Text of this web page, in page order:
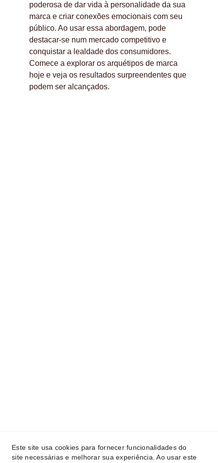
poderosa de dar vida à personalidade da sua
marca e criar conexões emocionais com seu
público. Ao usar essa abordagem, pode
destacar-se num mercado competitivo e
conquistar a lealdade dos consumidores.
Comece a explorar os arquétipos de marca
hoje e veja os resultados surpreendentes que
podem ser alcançados.
Este site usa cookies para fornecer funcionalidades do
site necessárias e melhorar sua experiência. Ao usar este